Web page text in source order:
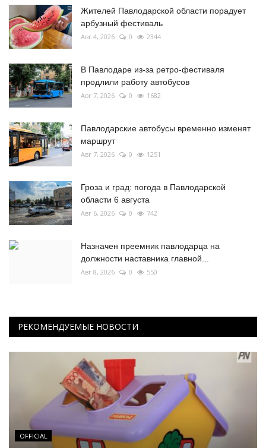
Жителей Павлодарской области порадует
арбузный фестиваль
Авг 4, 2026 0 2344
В Павлодаре из-за ретро-фестиваля
продлили работу автобусов
Авг 7, 2026 0 1682
Павлодарские автобусы временно изменят
маршрут
Авг 7, 2026 0 1251
Гроза и град: погода в Павлодарской
области 6 августа
Авг 6, 2026 0 742
Назначен преемник павлодарца на
должности наставника главной...
Авг 8, 2026 0 550
РЕКОМЕНДУЕМЫЕ НОВОСТИ
OFFICIAL